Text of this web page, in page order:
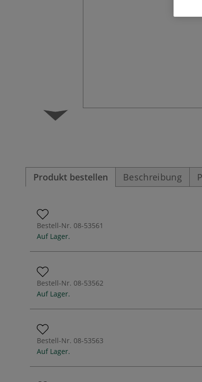
Produkt bestellen Beschreibung
Bestell-Nr. 08-53561
Auf Lager.
Bestell-Nr. 08-53562
Auf Lager.
Bestell-Nr. 08-53563
Auf Lager.